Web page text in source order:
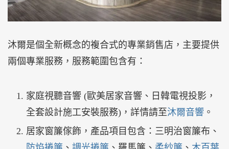
沐爾是個全新概念的複合式的專業銷售店，主要提供
兩個專業服務，服務範圍包含有：
家庭視聽音響 (歐美居家音響、日韓電視投影，
全套設計施工安裝服務)，詳情請至沐爾音響 。
居家窗簾傢飾，產品項目包含：三明治窗簾布、